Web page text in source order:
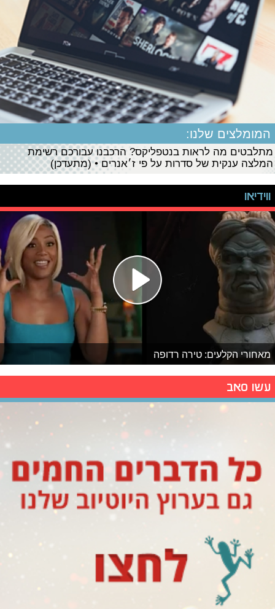
המומלצים שלנו:
מתלבטים מה לראות בנטפליקס? הרכבנו עבורכם רשימת
המלצה ענקית של סדרות על פי ז׳אנרים • (מתעדכן)
ווידיאו
מאחורי הקלעים: טירה רדופה
עשו סאב